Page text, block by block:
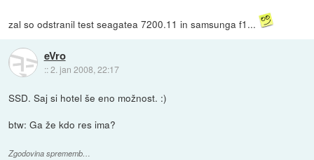
zal so odstranil test seagatea 7200.11 in samsunga f1...
eVro
::2. jan 2008, 22:17
SSD. Saj si hotel še eno možnost. :)
btw: Ga že kdo res ima?
Zgodovina sprememb…